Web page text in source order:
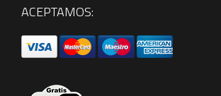
ACEPTAMOS: